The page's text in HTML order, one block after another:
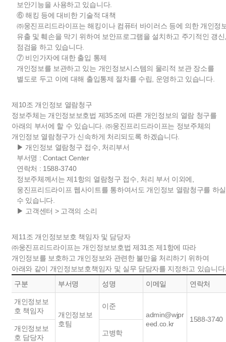
보안기능을 사용하고 있습니다.
⑥ 해킹 등에 대비한 기술적 대책
㈜웅진프리드라이프는 해킹이나 컴퓨터 바이러스 등에 의한 개인정
유출 및 훼손을 막기 위하여 보안프로그램을 설치하고 주기적인 갱신
점검을 하고 있습니다.
⑦ 비인가자에 대한 출입 통제
개인정보를 보관하고 있는 개인정보시스템의 물리적 보관 장소를
별도로 두고 이에 대해 출입통제 절차를 수립, 운영하고 있습니다.
제10조 개인정보 열람청구
정보주체는 개인정보보호법 제35조에 따른 개인정보의 열람 청구를
아래의 부서에 할 수 있습니다. ㈜웅진프리드라이프는 정보주체의
개인정보 열람청구가 신속하게 처리되도록 하겠습니다.
▶ 개인정보 열람청구 접수, 처리부서
부서명 : Contact Center
연락처 : 1588-3740
정보주체께서는 제1항의 열람청구 접수, 처리 부서 이외에,
웅진프리드라이프 웹사이트를 통하여서도 개인정보 열람청구를 하실
수 있습니다.
▶ 고객센터 > 고객의 소리
제11조 개인정보보호 책임자 및 담당자
㈜웅진프리드라이프는 개인정보보호법 제31조 제1항에 따라
개인정보를 보호하고 개인정보와 관련한 불만을 처리하기 위하여
아래와 같이 개인정보보호책임자 및 실무 담담자를 지정하고 있습니다
구분
부서명 성명 이메일 연락처
개인정보보
호 책임자
개인정보보
호팀
이준
admin@wjpr
eed.co.kr
1588-3740
개인정보보
호 담당자
고병학